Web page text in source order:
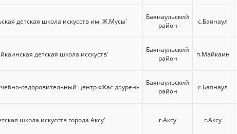
детская школа искусств им. Ж.Мусы'
Баянаульский
район
с.Баянаул
детская школа исскуcтв'
Баянаульский
район
п.Майкаин
оздоровительный центр «Жас дәурен»
Баянаульский
район
с.Баянаул
школа искусств города Аксу' г.Аксу г.Аксу